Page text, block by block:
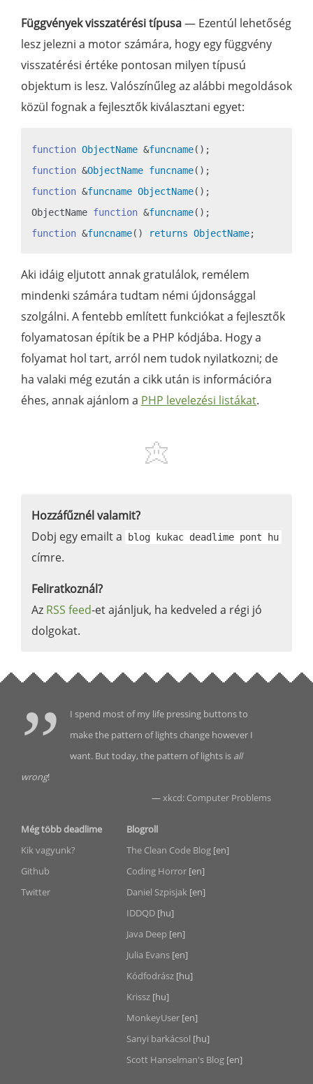
Függvények visszatérési típusa— Ezentúl lehetőség
lesz jelezni a motor számára, hogy egy függvény
visszatérési értéke pontosan milyen típusú
objektum is lesz. Valószínűleg az alábbi megoldások
közül fognak a fejlesztők kiválasztani egyet:
function ObjectName &funcname()
function &ObjectName funcname()
function &funcname ObjectName() ;
ObjectName function &funcname()
function &funcname() returns ObjectName
Aki idáig eljutott annak gratulálok, remélem
mindenki számára tudtam némi újdonsággal
szolgálni. A fentebb említett funkciókat a fejlesztők
folyamatosan építik be a PHP kódjába. Hogy a
folyamat hol tart, arról nem tudok nyilatkozni; de
ha valaki még ezután a cikk után is információra
éhes, annak ajánlom a PHP levelezési listákat.
Hozzáfűznél valamit?
Dobj egy emailt a
blog kukac deadlime pont hu
címre.
Feliratkoznál?
Az RSS feed-et ajánljuk, ha kedveled a régi jó
dolgokat.
I spend most of my life pressing buttons to
make the pattern of lights change however I
want. But today, the pattern of lights is all
wrong!
—xkcd: Computer Problems
Még több deadlime
Kik vagyunk?
Github
Twitter
Blogroll
The Clean Code Blog [en]
Coding Horror [en]
Daniel Szpisjak [en]
IDDQD [hu]
Java Deep [en]
Julia Evans [en]
Kódfodrász [hu]
Krissz [hu]
MonkeyUser [en]
Sanyi barkácsol [hu]
Scott Hanselman's Blog [en]